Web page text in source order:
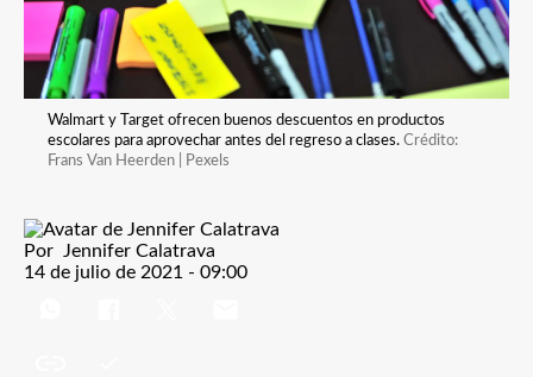
Walmart y Target ofrecen buenos descuentos en productos
escolares para aprovechar antes del regreso a clases. Crédito:
Frans Van Heerden | Pexels
Por Jennifer Calatrava
14 de julio de 2021 - 09:00